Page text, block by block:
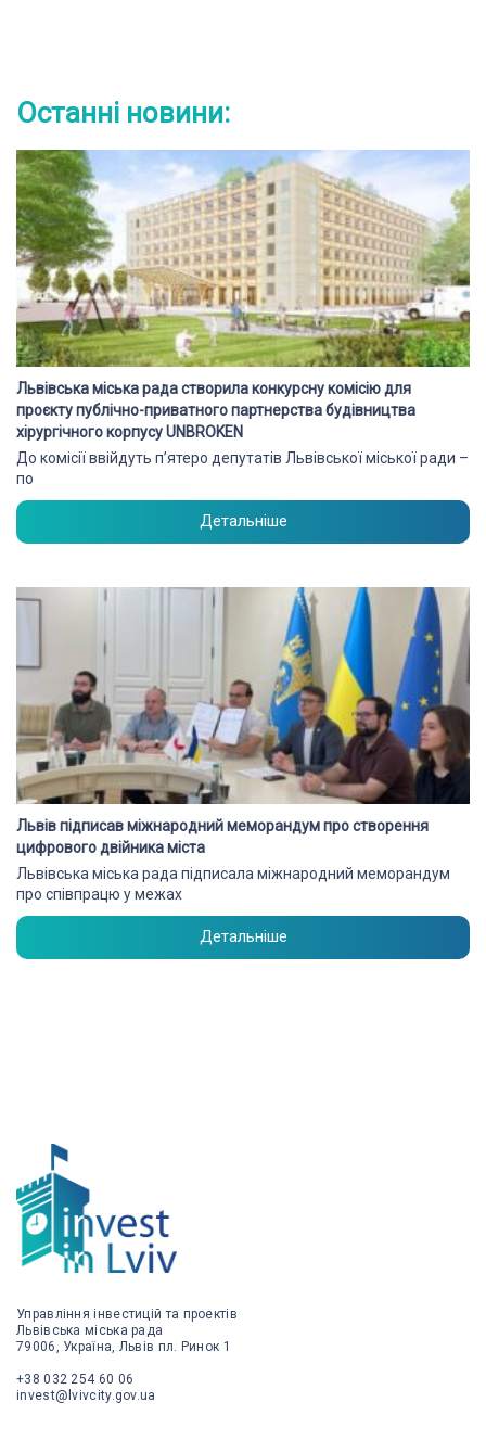
Останні новини:
Львівська міська рада створила конкурсну комісію для
проєкту публічно-приватного партнерства будівництва
хірургічного корпусу UNBROKEN
До комісії ввійдуть п’ятеро депутатів Львівської міської ради –
по
Детальніше
Львів підписав міжнародний меморандум про створення
цифрового двійника міста
Львівська міська рада підписала міжнародний меморандум
про співпрацю у межах
Детальніше
Управління інвестицій та проектів
Львівська міська рада
79006, Україна, Львів пл. Ринок 1
+38 032 254 60 06
invest@lvivcity.gov.ua